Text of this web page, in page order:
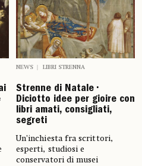
NEWS LIBRI STRENNA
Strenne di Natale •
Diciotto idee per gioire con
libri amati, consigliati,
segreti
Un’inchiesta fra scrittori,
esperti, studiosi e
conservatori di musei